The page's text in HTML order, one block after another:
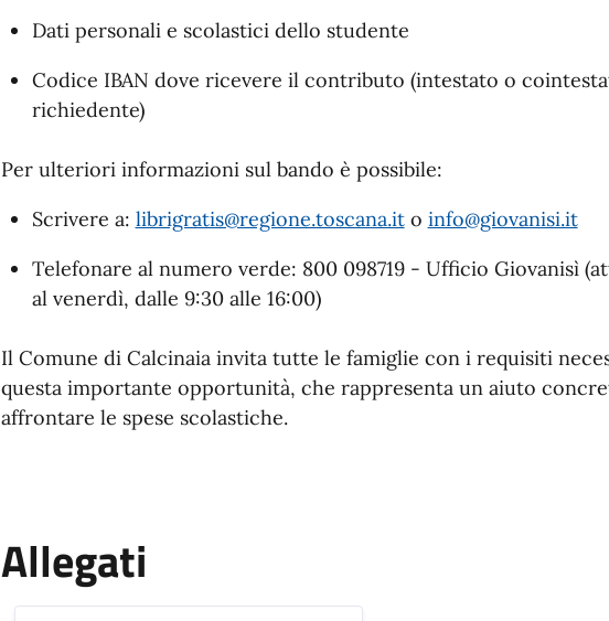
Dati personali e scolastici dello studente
Codice IBAN dove ricevere il contributo (intestato o
richiedente)
Per ulteriori informazioni sul bando è possibile:
Scrivere a: librigratis@regione.toscana.ito info@giovanisi.it
Telefonare al numero verde: 800 098719 - Ufficio Giovanisì
al venerdì, dalle 9:30 alle 16:00)
Il Comune di Calcinaia invita tutte le famiglie con i requisiti
questa importante opportunità, che rappresenta un aiuto
affrontare le spese scolastiche.
Allegati